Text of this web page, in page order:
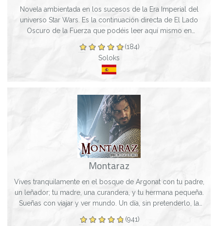
Novela ambientada en los sucesos de la Era Imperial del
universo Star Wars. Es la continuación directa de El Lado
Oscuro de la Fuerza que podéis leer aquí mismo en
(184)
Soloks
Montaraz
Vives tranquilamente en el bosque de Argonat con tu padre,
un leñador; tu madre, una curandera, y tu hermana pequeña.
Sueñas con viajar y ver mundo. Un día, sin pretenderlo, la
(941)